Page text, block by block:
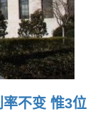
率不变 惟3位